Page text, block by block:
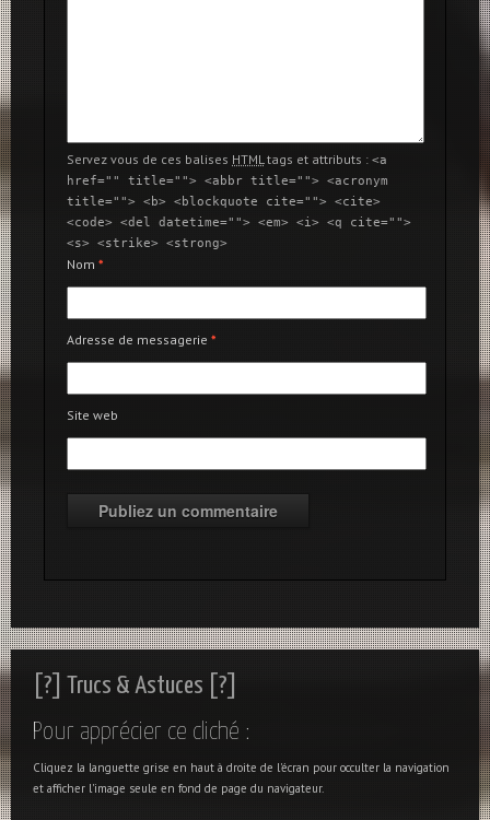
Servez vous de ces balises HTMLtags et attributs : <a
href="" title=""> <abbr title=""> <acronym
title=""> <b> <blockquote cite=""> <cite>
<code> <del datetime=""> <em> <i> <q cite="">
<s> <strike> <strong>
Nom *
Adresse de messagerie *
Site web
[?] Trucs & Astuces [?]
Pour apprécier ce cliché :
Cliquez la languette grise en haut à droite de l'écran pour occulter la navigation
et afficher l'image seule en fond de page du navigateur.